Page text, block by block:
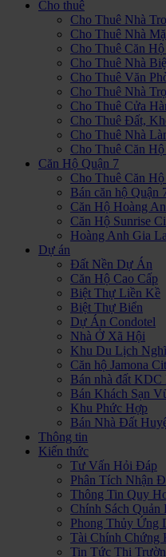
Cho thuê
Cho Thuê Nhà
Cho Thuê Nhà
Cho Thuê Căn
Cho Thuê Nhà
Cho Thuê Văn
Cho Thuê Nhà
Cho Thuê Cửa
Cho Thuê Đất,
Cho Thuê Nhà
Cho Thuê Căn
Căn Hộ Quận 7
Cho Thuê Căn
Bán căn hộ Quận
Căn Hộ Hoàng
Căn Hộ Sunrise
Hoàng Anh Gia
Dự án
Đất Nền Dự Án
Căn Hộ Cao Cấp
Biệt Thự Liền Kề
Biệt Thự Biển
Dự Án Condotel
Nhà Ở Xã Hội
Khu Du Lịch
Căn hộ Jamona
Bán nhà đất KDC
Bán Khách Sạn
Khu Phức Hợp
Bán Nhà Đất
Thông tin
Kiến thức
Tư Vấn Hỏi Đáp
Phân Tích Nhận
Thông Tin Quy
Chính Sách Quản
Phong Thủy Ứng
Tài Chính Chứng
Tin Tức Thị